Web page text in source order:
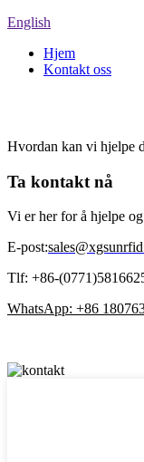
English
Hjem
Kontakt oss
Hvordan kan vi hjelpe
Ta kontakt nå
Vi er her for å hjelpe
E-post:
Tlf: +86-
WhatsApp: +86